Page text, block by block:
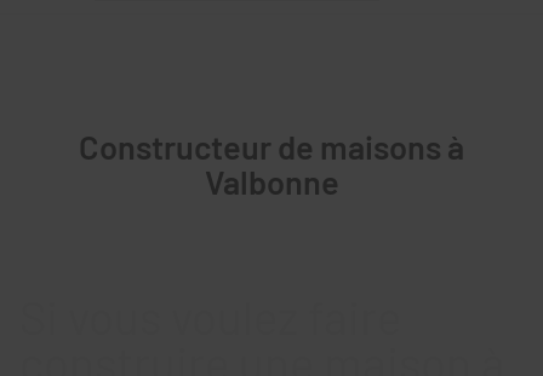
Constructeur de maisons à
Valbonne